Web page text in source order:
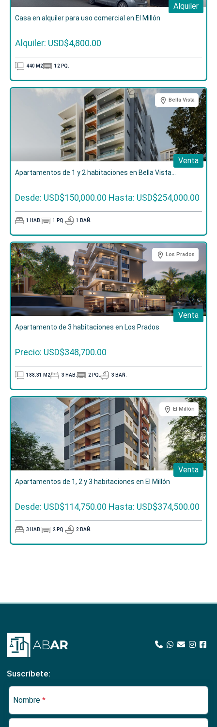
Alquiler
Casa en alquiler para uso comercial en El Millón
Alquiler: USD$4,800.00
440 M2 12 PQ.
Bella Vista
Venta
Apartamentos de 1 y 2 habitaciones en Bella Vista...
Desde: USD$150,000.00 Hasta: USD$254,000.00
1 HAB. 1 PQ. 1 BAÑ.
Los Prados
Venta
Apartamento de 3 habitaciones en Los Prados
Precio: USD$348,700.00
188.31 M2 3 HAB. 2 PQ. 3 BAÑ.
El Millón
Venta
Apartamentos de 1, 2 y 3 habitaciones en El Millón
Desde: USD$114,750.00 Hasta: USD$374,500.00
3 HAB. 2 PQ. 2 BAÑ.
Suscríbete:
Nombre *